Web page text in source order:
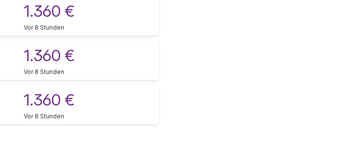
1.360 €
Vor 8 Stunden
1.360 €
Vor 8 Stunden
1.360 €
Vor 8 Stunden